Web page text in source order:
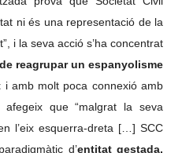
ni és una representació de la
i la seva acció s’ha concentrat
reagrupar un espanyolisme
i amb molt poca connexió amb
que “malgrat la seva
l’eix esquerra-dreta […] SCC
d’entitat gestada,